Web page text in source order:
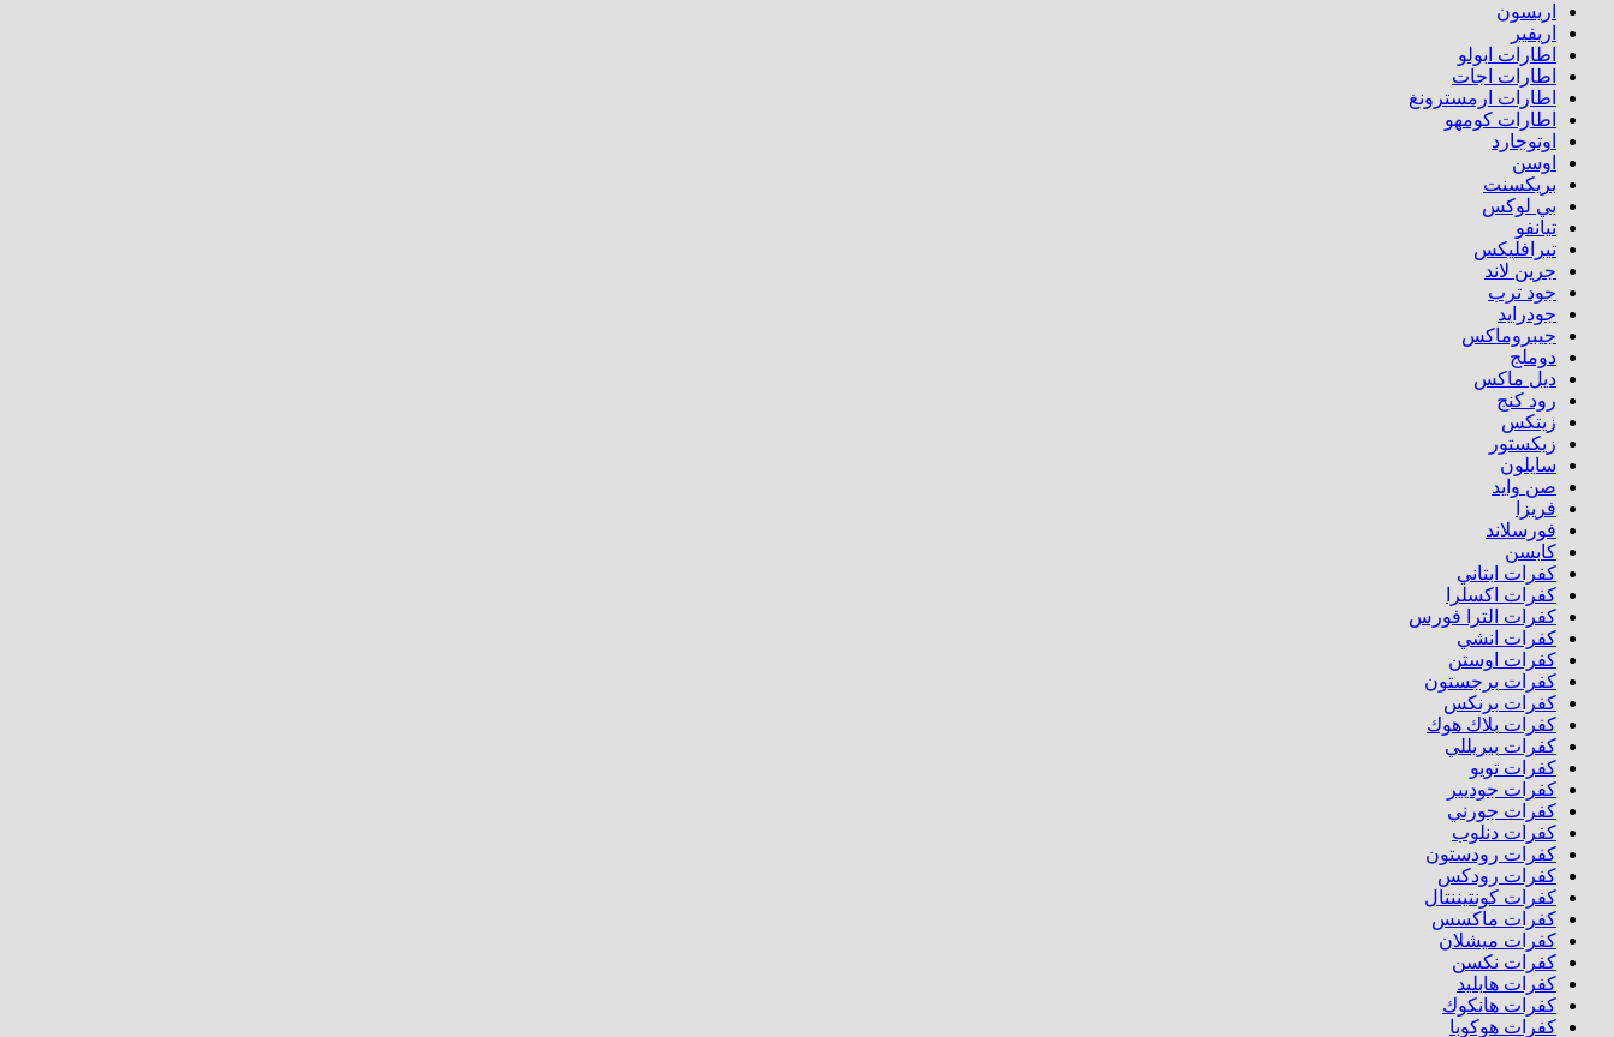
اريسون
اريفير
اطارات ابولو
اطارات اجات
اطارات ارمسترونغ
اطارات كومهو​
اوتوجارد
اوسن
بريكسنت
بي لوكس
تيانفو
تيرافليكس
جرين لاند
جود ترب
جودرايد
جيبروماكس
دوملج
ديل ماكس
رود كنج
زيتكس
زيكستور
سايلون
صن وايد
فريزا
فورسلاند
كابسن
كفرات ابتاني
كفرات اكسلرا
كفرات الترا فورس
كفرات انشي
كفرات اوستن
كفرات برجستون
كفرات برنكس
كفرات بلاك هوك
كفرات بيريللي
كفرات تويو
كفرات جوديير
كفرات جورني
كفرات دنلوب
كفرات رودستون
كفرات رودكس
كفرات كونتيننتال
كفرات ماكسس
كفرات ميشلان
كفرات نكسن
كفرات هابليد
كفرات هانكوك
كفرات هوكوبا